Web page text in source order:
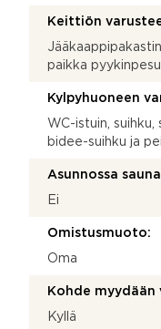
Keittiön
paikka
Kylpyhuoneen
WC-istuin, suihku,
bidee-suihku ja
Asunnossa
Ei
Omistusmuoto:
Oma
Kohde
Kyllä